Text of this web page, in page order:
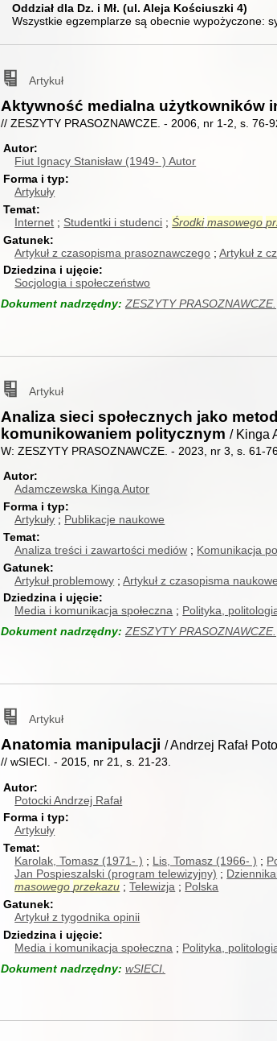
Oddział dla Dz. i Mł. (ul. Aleja Kościuszki 4)
Wszystkie egzemplarze są obecnie wypożyczone:
Artykuł
Aktywność medialna użytkowników
// ZESZYTY PRASOZNAWCZE. - 2006, nr 1-2, s. 76-
Autor
Fiut Ignacy Stanisław (1949- )Autor
Forma i typ
Artykuły
Temat
Internet
Studentki i studenci Środki masowego
Gatunek
Artykuł z czasopisma prasoznawczego
Artykuł z
Dziedzina i ujęcie
Socjologia i społeczeństwo
Dokument nadrzędny:ZESZYTY PRASOZNAWCZE.
Artykuł
Analiza sieci społecznych jako
komunikowaniem politycznym / Kinga
W: ZESZYTY PRASOZNAWCZE. - 2023, nr 3, s. 61-
Autor
Adamczewska KingaAutor
Forma i typ
Artykuły
Publikacje naukowe
Temat
Analiza treści i zawartości mediów
Komunikacja
Gatunek
Artykuł problemowy
Artykuł z czasopisma
Dziedzina i ujęcie
Media i komunikacja społeczna
Polityka,
Dokument nadrzędny:ZESZYTY PRASOZNAWCZE.
Artykuł
Anatomia manipulacji / Andrzej Rafał
// wSIECI. - 2015, nr 21, s. 21-23.
Autor
Potocki Andrzej Rafał
Forma i typ
Artykuły
Temat
Karolak, Tomasz (1971- )
Lis, Tomasz (1966- )
Jan Pospieszalski (program telewizyjny)
masowego przekazu Telewizja
Polska
Gatunek
Artykuł z tygodnika opinii
Dziedzina i ujęcie
Media i komunikacja społeczna
Polityka,
Dokument nadrzędny: wSIECI.